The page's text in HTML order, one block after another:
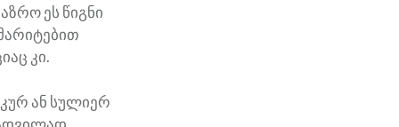
ეს წიგნი
კი.
ან სულიერ